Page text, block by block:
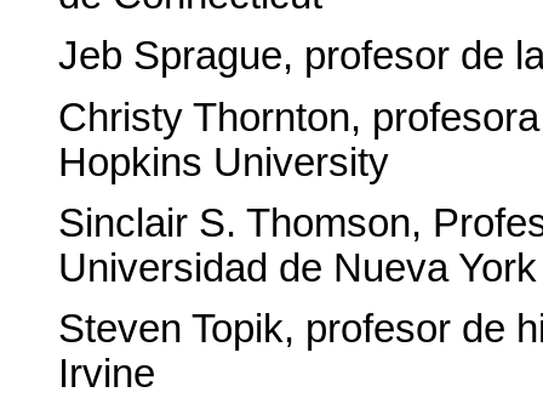
Jeb Sprague, profesor de
Christy Thornton,
Hopkins University
Sinclair S. Thomson,
Universidad de Nueva York
Steven Topik, profesor de
Irvine